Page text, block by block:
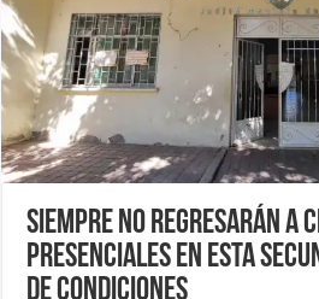
Siempre no regresarán a
presenciales en esta
de condiciones